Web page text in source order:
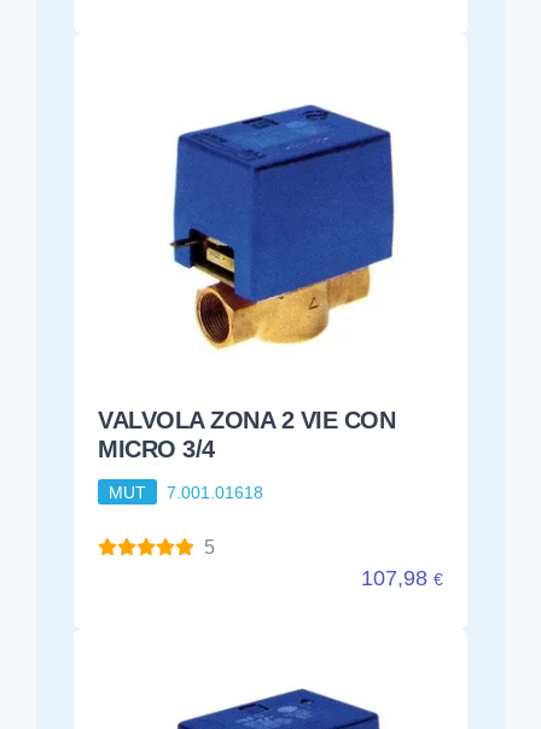
VALVOLA ZONA 2 VIE CON
MICRO 3/4
MUT 7.001.01618
5
107,98 €